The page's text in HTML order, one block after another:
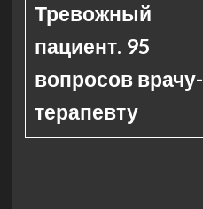
Тревожный
пациент. 95
вопросов врачу-
терапевту